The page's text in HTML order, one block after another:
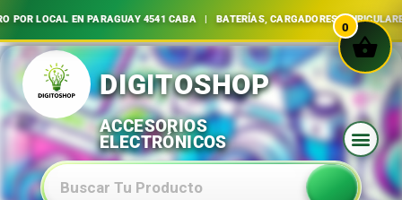
EN PARAGUAY 4541 CABA | BATERÍAS, CARGADORES, AURICULARES E
Ir
al
contenido
0